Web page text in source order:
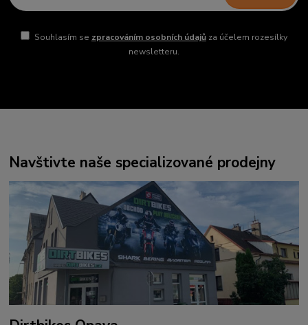
Souhlasím se zpracováním osobních údajůza účelem rozesílky
newsletteru.
Navštivte naše specializované prodejny